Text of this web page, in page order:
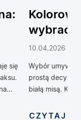
się
wybrać
do
10.04.2026
Wybór
prostą decyzją
białą misą.
oferując
CZYTAJ